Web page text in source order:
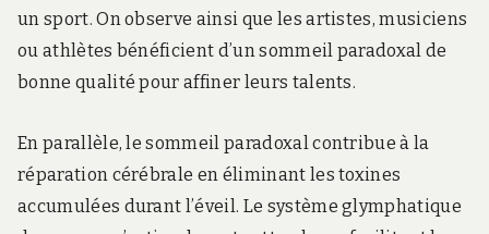
un sport. On observe ainsi que les artistes, musiciens
ou athlètes bénéficient d’un sommeil paradoxal de
bonne qualité pour affiner leurs talents.
En parallèle, le sommeil paradoxal contribue à la
réparation cérébrale en éliminant les toxines
accumulées durant l’éveil. Le système glymphatique